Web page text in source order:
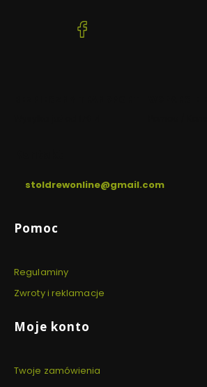
stoldrewonline@gmail.com
Linki w stopce
Pomoc
Regulaminy
Zwroty i reklamacje
Moje konto
Twoje zamówienia